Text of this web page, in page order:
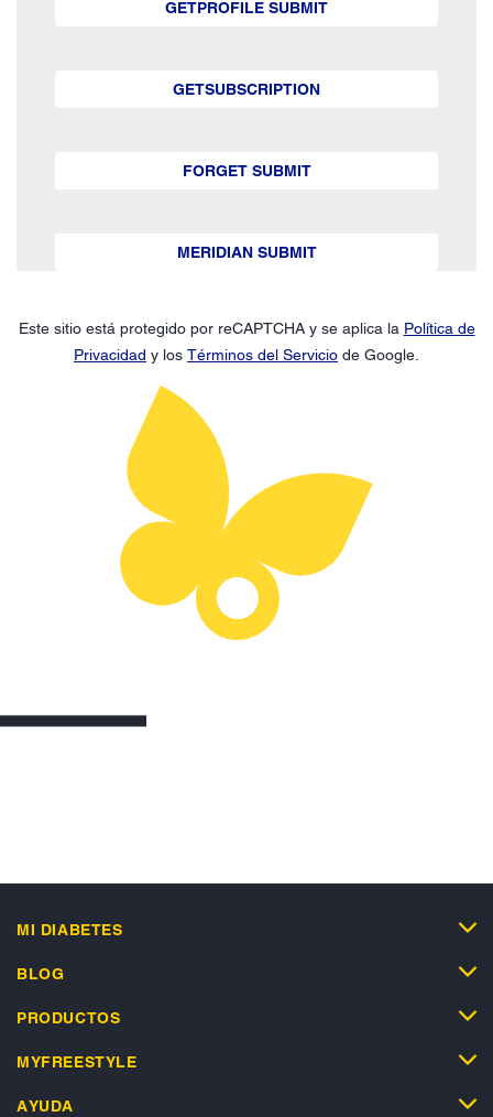
GETPROFILE SUBMIT
GETSUBSCRIPTION
FORGET SUBMIT
MERIDIAN SUBMIT
Este sitio está protegido por reCAPTCHA y se aplica la Política de
Privacidad y los Términos del Servicio de Google.
MI DIABETES
BLOG
PRODUCTOS
MYFREESTYLE
AYUDA